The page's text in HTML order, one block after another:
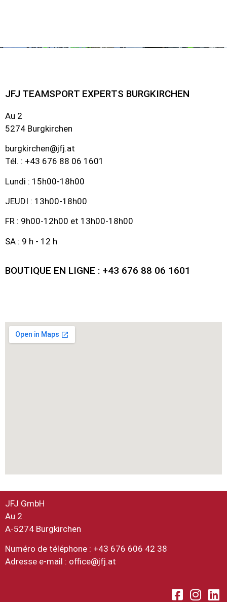
JFJ TEAMSPORT EXPERTS BURGKIRCHEN
Au 2
5274 Burgkirchen
burgkirchen@jfj.at
Tél. : +43 676 88 06 1601
Lundi : 15h00-18h00
JEUDI : 13h00-18h00
FR : 9h00-12h00 et 13h00-18h00
SA : 9 h - 12 h
BOUTIQUE EN LIGNE : +43 676 88 06 1601
JFJ GmbH
Au 2
A-5274 Burgkirchen
Numéro de téléphone : +43 676 606 42 38
Adresse e-mail : office@jfj.at